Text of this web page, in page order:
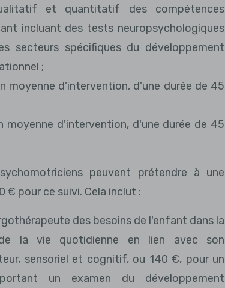
et quantitatif des compétences
incluant des tests neuropsychologiques
secteurs spécifiques du développement
;
moyenne d'intervention, d'une durée de 45
moyenne d'intervention, d'une durée de 45
peuvent prétendre à une
pour ce suivi. Cela inclut :
des besoins de l'enfant dans la
la vie quotidienne en lien avec son
sensoriel et cognitif, ou 140 €, pour un
un examen du développement